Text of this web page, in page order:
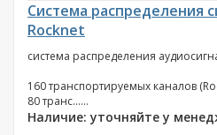
Система распределения
Rocknet
система распределения
160 транспортируемых каналов
80 транс......
Наличие: уточняйте у